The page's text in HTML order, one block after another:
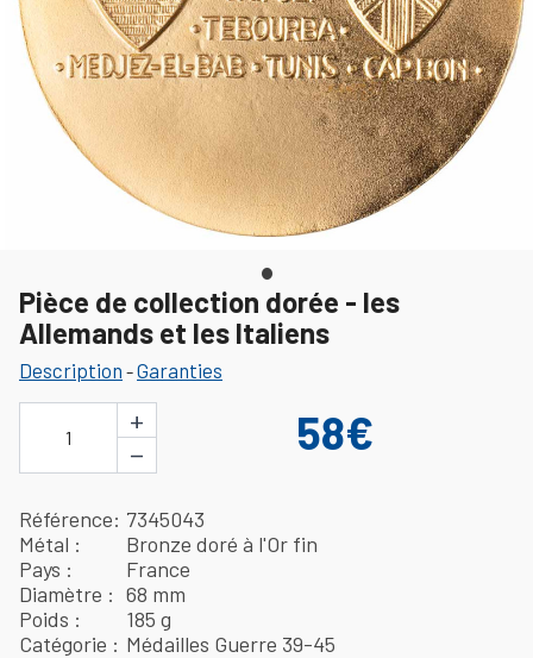
Pièce de collection dorée - les
Allemands et les Italiens
Description -Garanties
1
+
−
58€
Référence 7345043
Métal
Bronze doré à l'Or fin
Pays
France
Diamètre
68 mm
Poids
185 g
Catégorie
Médailles Guerre 39-45